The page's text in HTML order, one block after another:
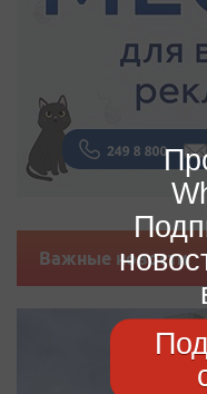
Важные новости